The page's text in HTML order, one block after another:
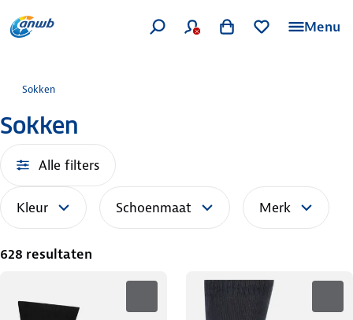
Menu
Sokken
Sokken
Alle filters
Kleur Schoenmaat Merk
628 resultaten